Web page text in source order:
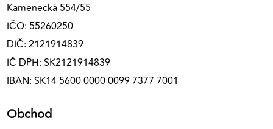
Kamenecká 554/55
IČO: 55260250
DIČ: 2121914839
IČ DPH: SK2121914839
IBAN: SK14 5600 0000 0099 7377 7001
Obchod